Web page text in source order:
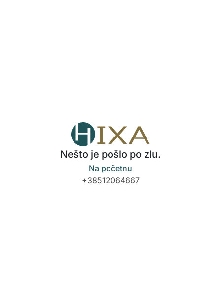
Nešto je pošlo po zlu.
Na početnu
+38512064667